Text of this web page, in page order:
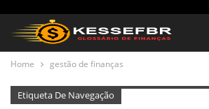
Home gestão de finanças
Etiqueta De Navegação